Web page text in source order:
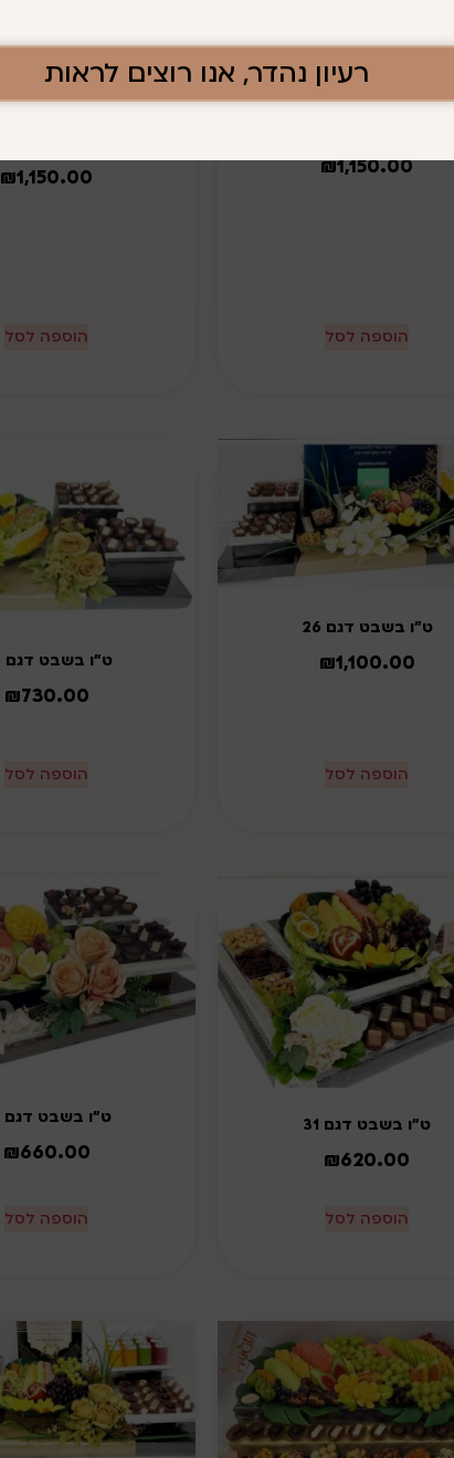
₪1,150.00
הוספה לסל
₪1,150.00
הוספה לסל
ט"ו בשבט דגם 26
₪1,100.00
הוספה לסל
ט"ו בשבט דגם 27
₪730.00
הוספה לסל
ט"ו בשבט דגם 31
₪620.00
הוספה לסל
ט"ו בשבט דגם 32
₪660.00
הוספה לסל
רעיון נהדר, אנו רוצים לראות